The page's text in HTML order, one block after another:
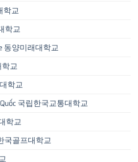
학교
학교
동양미래대학교
학교
학교
국립한국교통대학교
학교
국골프대학교